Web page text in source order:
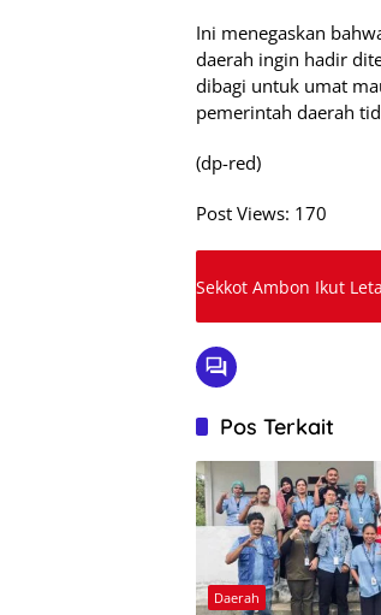
Ini menegaskan
daerah ingin hadir
dibagi untuk umat
pemerintah daerah
(dp-red)
Post Views: 170
Pos Terkait
Daerah